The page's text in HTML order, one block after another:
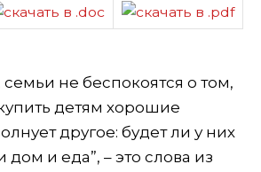
семьи не беспокоятся о том,
детям хорошие
другое: будет ли у них
дом и еда”, – это слова из